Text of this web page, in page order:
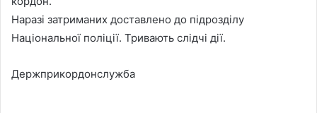
Наразі затриманих доставлено до підрозділу
Національної поліції. Тривають слідчі дії.
Держприкордонслужба